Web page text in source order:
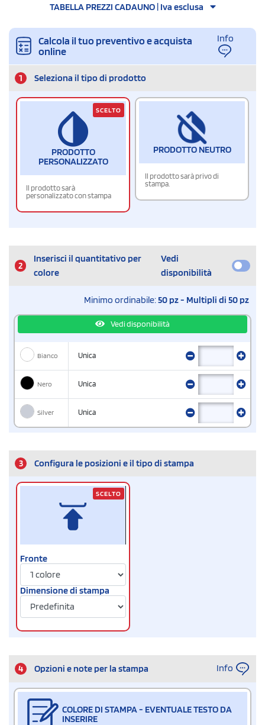
TABELLA PREZZI CADAUNO | Iva esclusa
Calcola il tuo preventivo e acquista
online
Info
1 Seleziona il tipo di prodotto
PRODOTTO
PERSONALIZZATO
Il prodotto sarà
personalizzato con stampa
SCELTO
PRODOTTO NEUTRO
Il prodotto sarà privo di
stampa.
2
Inserisci il quantitativo per
colore
Vedi
disponibilità
Minimo ordinabile:50 pz - Multipli di 50 pz
Vedi disponibilità
Bianco Unica
Nero Unica
Silver Unica
3 Configura le posizioni e il tipo di stampa
Fronte
Dimensione di stampa
SCELTO
4 Opzioni e note per la stampa Info
COLORE DI STAMPA - EVENTUALE TESTO DA
INSERIRE